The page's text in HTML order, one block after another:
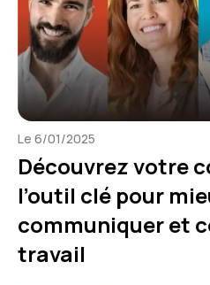
Le 6/01/2025
Découvrez votre
l’outil clé pour
communiquer et
travail